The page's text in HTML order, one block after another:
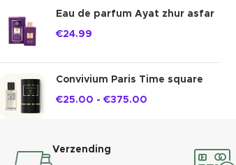
Eau de parfum Ayat zhur asfar
€24.99
Convivium Paris Time square
€25.00 - €375.00
Verzending